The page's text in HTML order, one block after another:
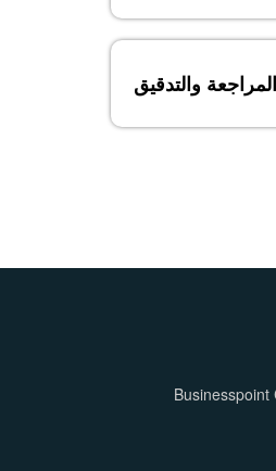
المراجعة والتدقيق
Businesspoint